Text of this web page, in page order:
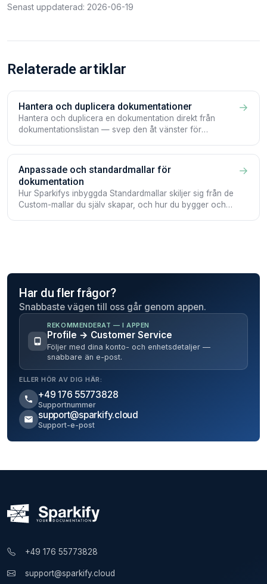
Senast uppdaterad: 2026-06-19
Relaterade artiklar
Hantera och duplicera dokumentationer
Hantera och duplicera en dokumentation direkt från
dokumentationslistan — svep den åt vänster för
→
Anpassade och standardmallar för
dokumentation
Hur Sparkifys inbyggda Standardmallar skiljer sig från de
Custom-mallar du själv skapar, och hur du bygger och
→
Har du fler frågor?
Snabbaste vägen till oss går genom appen.
REKOMMENDERAT — I APPEN
Profile → Customer Service
Följer med dina konto- och enhetsdetaljer —
snabbare än e-post.
ELLER HÖR AV DIG HÄR:
+49 176 55773828
Supportnummer
support@sparkify.cloud
Support-e-post
+49 176 55773828
support@sparkify.cloud